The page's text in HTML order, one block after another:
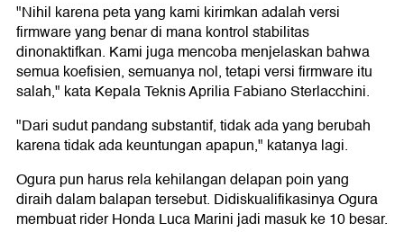
"Nihil karena peta yang kami kirimkan adalah versi
firmware yang benar di mana kontrol stabilitas
dinonaktifkan. Kami juga mencoba menjelaskan bahwa
semua koefisien, semuanya nol, tetapi versi firmware itu
salah," kata Kepala Teknis Aprilia Fabiano Sterlacchini.
"Dari sudut pandang substantif, tidak ada yang berubah
karena tidak ada keuntungan apapun," katanya lagi.
Ogura pun harus rela kehilangan delapan poin yang
diraih dalam balapan tersebut. Didiskualifikasinya Ogura
membuat rider Honda Luca Marini jadi masuk ke 10 besar.